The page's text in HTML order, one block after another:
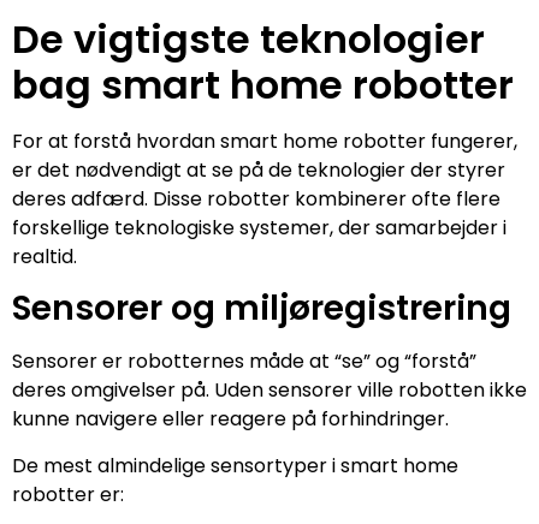
De vigtigste teknologier
bag smart home robotter
For at forstå hvordan smart home robotter fungerer,
er det nødvendigt at se på de teknologier der styrer
deres adfærd. Disse robotter kombinerer ofte flere
forskellige teknologiske systemer, der samarbejder i
realtid.
Sensorer og miljøregistrering
Sensorer er robotternes måde at “se” og “forstå”
deres omgivelser på. Uden sensorer ville robotten ikke
kunne navigere eller reagere på forhindringer.
De mest almindelige sensortyper i smart home
robotter er: